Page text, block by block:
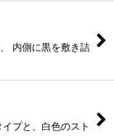
内側に黒を敷き詰
プと、白色のスト